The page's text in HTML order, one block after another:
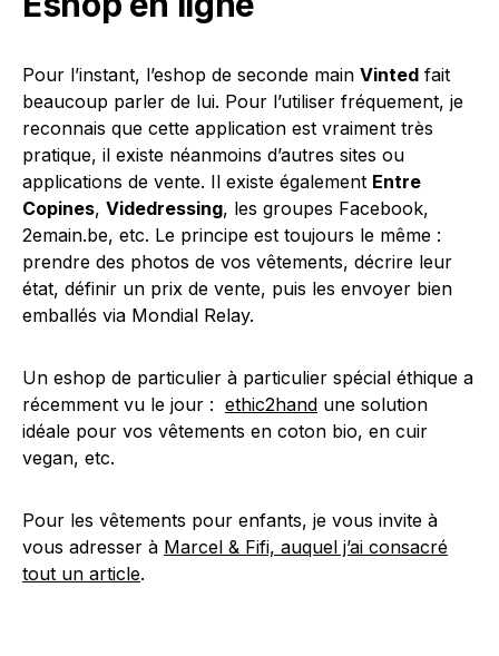
Pour l’instant, l’eshop de seconde main Vinted fait
beaucoup parler de lui. Pour l’utiliser fréquement, je
reconnais que cette application est vraiment très
pratique, il existe néanmoins d’autres sites ou
applications de vente. Il existe également Entre
Copines, Videdressing, les groupes Facebook,
2emain.be, etc. Le principe est toujours le même :
prendre des photos de vos vêtements, décrire leur
état, définir un prix de vente, puis les envoyer bien
emballés via Mondial Relay.
Un eshop de particulier à particulier spécial éthique a
récemment vu le jour : ethic2hand une solution
idéale pour vos vêtements en coton bio, en cuir
vegan, etc.
Pour les vêtements pour enfants, je vous invite à
vous adresser à Marcel & Fifi, auquel j’ai consacré
tout un article.